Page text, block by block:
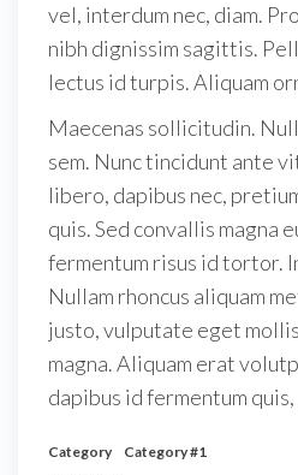
vel, interdum nec, diam.
nibh dignissim sagittis.
lectus id turpis. Aliquam
Maecenas sollicitudin.
sem. Nunc tincidunt ante
libero, dapibus nec,
quis. Sed convallis magna
fermentum risus id tortor.
Nullam rhoncus aliquam
justo, vulputate eget
magna. Aliquam erat
dapibus id fermentum
Category Category #1